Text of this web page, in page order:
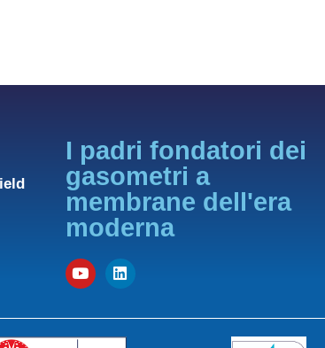
I padri fondatori dei
gasometri a
membrane dell'era
moderna